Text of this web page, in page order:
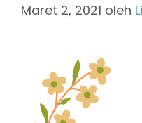
Maret 2, 2021 oleh